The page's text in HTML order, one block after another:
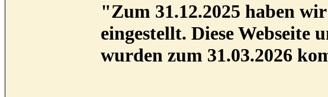
"Zum 31.12.2025 haben
eingestellt. Diese Webseite
wurden zum 31.03.2026